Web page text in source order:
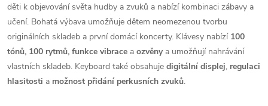
děti k objevování světa hudby a zvuků a nabízí kombinaci zábavy a
učení. Bohatá výbava umožňuje dětem neomezenou tvorbu
originálních skladeb a první domácí koncerty. Klávesy nabízí 100
tónů, 100 rytmů, funkce vibrace a ozvěnya umožňují nahrávání
vlastních skladeb. Keyboard také obsahuje digitální displej, regulaci
hlasitosti a možnost přidání perkusních zvuků.